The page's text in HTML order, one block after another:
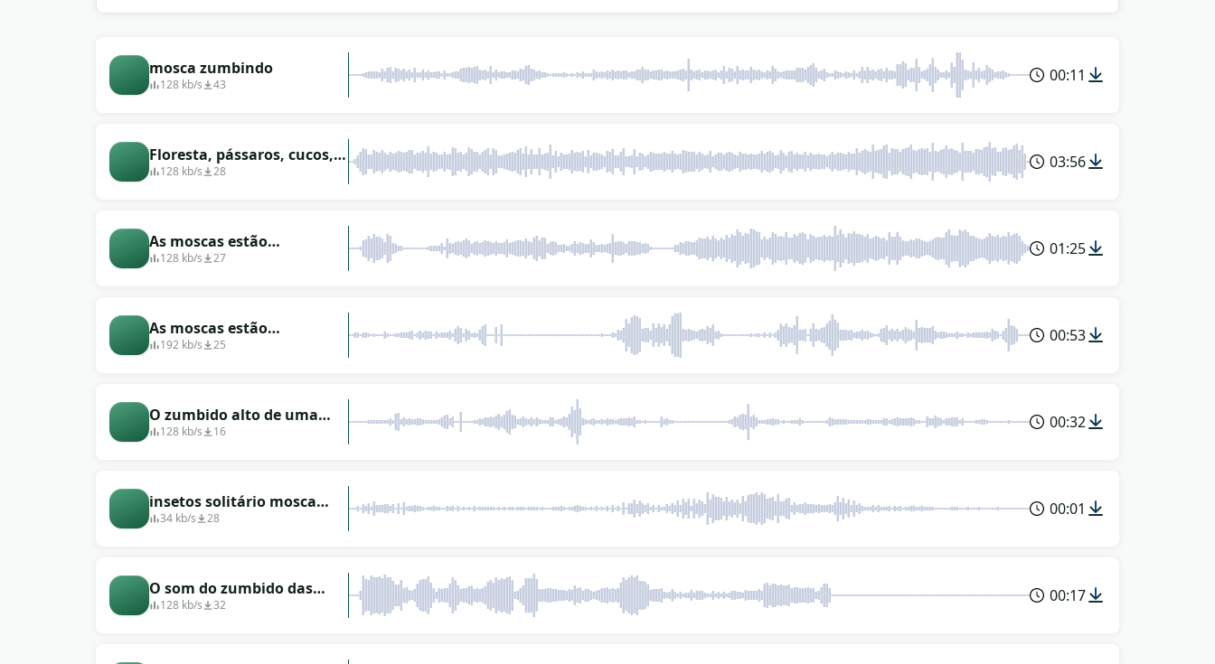
mosca zumbindo
128 kb/s 43 00:11
Floresta, pássaros, cucos,
grilos, moscas zumbindo
128 kb/s 28 03:56
As moscas estão
zumbindo, muitas moscas
128 kb/s 27 01:25
As moscas estão
zumbindo: som surround
192 kb/s 25 00:53
O zumbido alto de uma
mosca voadora e irritante
128 kb/s 16 00:32
insetos solitário mosca
curta envergadura
34 kb/s 28 00:01
O som do zumbido das
moscas
128 kb/s 32 00:17